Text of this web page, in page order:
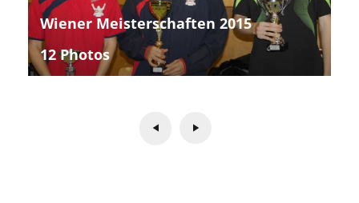
Wiener Meisterschaften 2015
12 Photos